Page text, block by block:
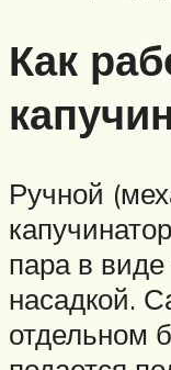
Как
Ручной
пара в
насадкой.
отдельном